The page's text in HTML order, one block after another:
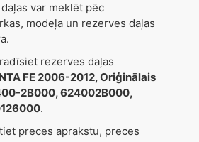
var meklēt pēc
modeļa un rezerves daļas
rezerves daļas
FE 2006-2012, Oriģinālais
2B000, 624002B000,
.
preces aprakstu, preces